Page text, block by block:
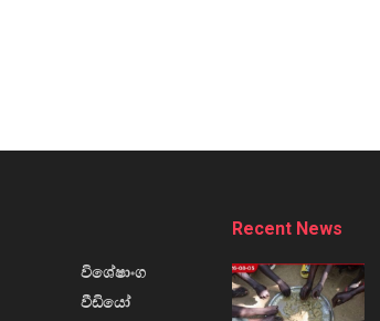
විශේෂාංග
වීඩියෝ
Recent News